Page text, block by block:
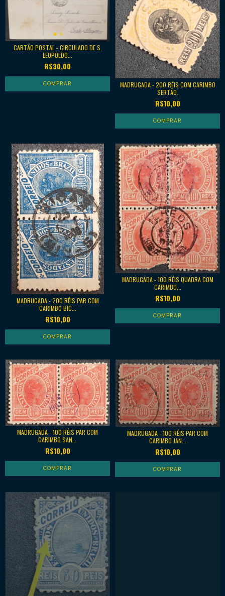
CARTÃO POSTAL - CIRCULADO DE S.
LEOPOLDO...
R$30,00
MADRUGADA - 200 RÉIS COM CARIMBO
SERTÃO.
R$10,00
MADRUGADA - 200 RÉIS PAR COM
CARIMBO BIC...
R$10,00
MADRUGADA - 100 RÉIS QUADRA COM
CARIMBO...
R$10,00
MADRUGADA - 100 RÉIS PAR COM
CARIMBO SAN...
R$10,00
MADRUGADA - 100 RÉIS PAR COM
CARIMBO JAN...
R$10,00